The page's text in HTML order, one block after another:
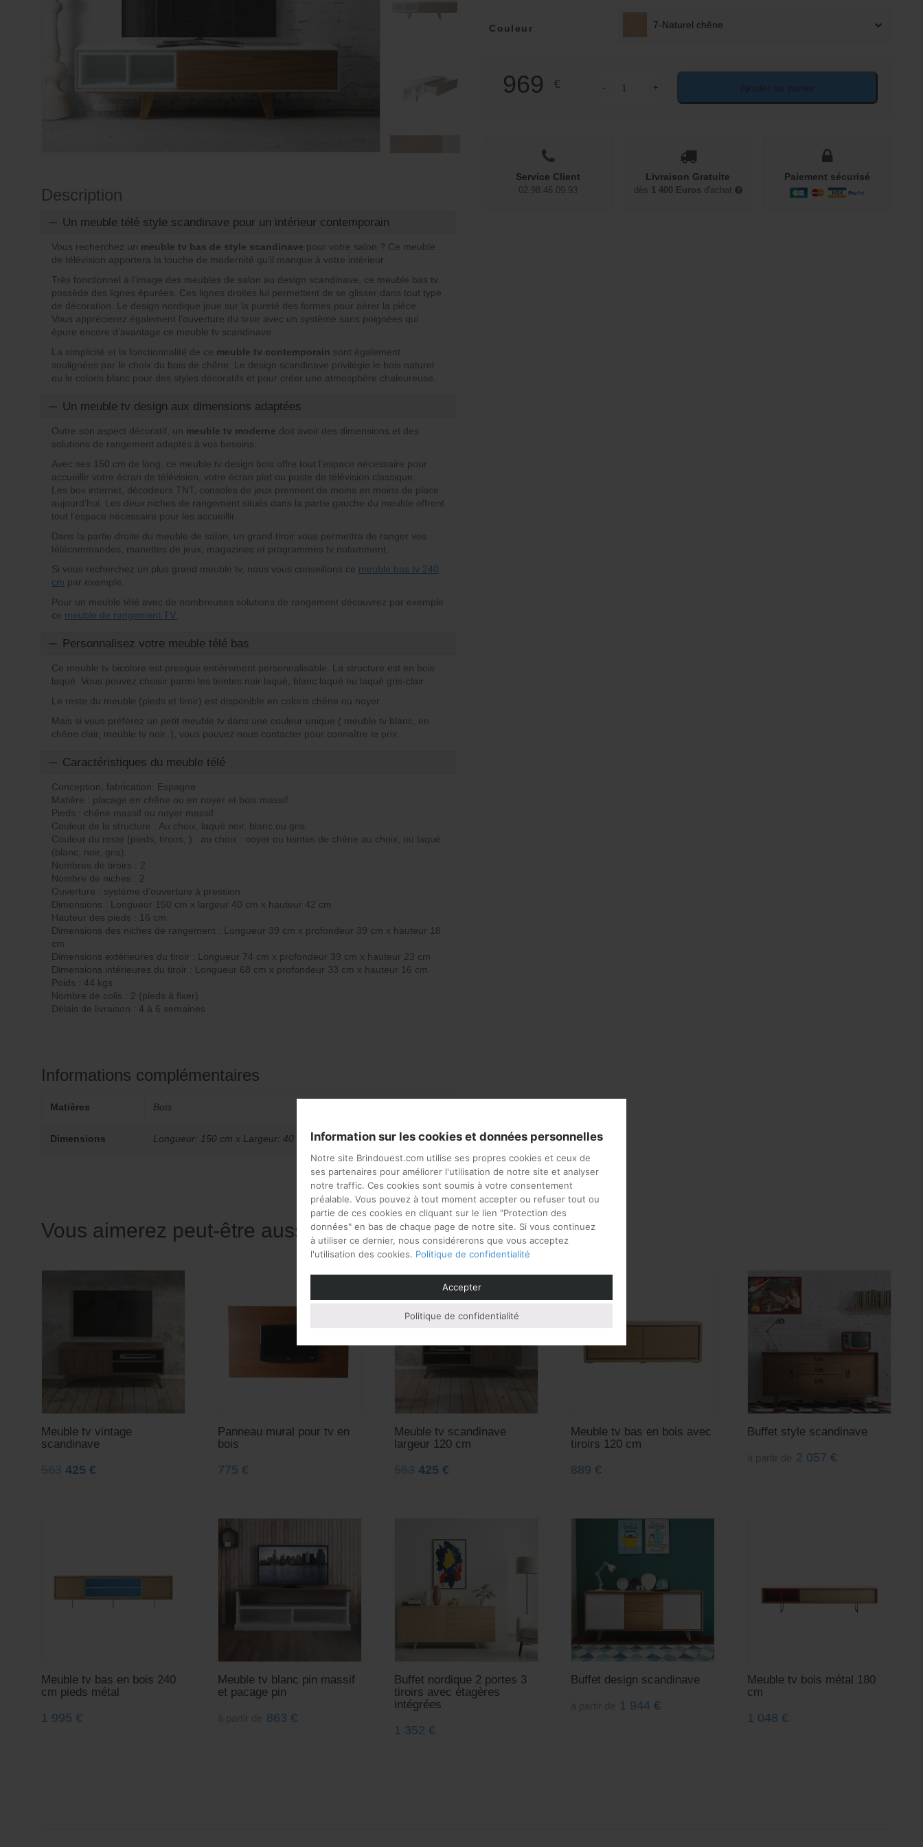
Couleur 7-Naturel chêne
969 € -
quantité de Meuble télé 150 cm style scandinave bicolore
+ Ajouter au panier
Service Client
02.98.46.09.93
Livraison Gratuite
dès 1 400 Euros d'achat
Paiement sécurisé
Description
Un meuble télé style scandinave pour un intérieur contemporain
Vous recherchez un meuble tv bas de style scandinave pour votre salon ? Ce meuble
de télévision apportera la touche de modernité qu’il manque à votre intérieur.
Très fonctionnel à l’image des meubles de salon au design scandinave, ce meuble bas tv
possède des lignes épurées. Ces lignes droites lui permettent de se glisser dans tout type
de décoration. Le design nordique joue sur la pureté des formes pour aérer la pièce.
Vous apprécierez également l’ouverture du tiroir avec un système sans poignées qui
épure encore d’avantage ce meuble tv scandinave.
La simplicité et la fonctionnalité de ce meuble tv contemporain sont également
soulignées par le choix du bois de chêne. Le design scandinave privilégie le bois naturel
ou le coloris blanc pour des styles décoratifs et pour créer une atmosphère chaleureuse.
Un meuble tv design aux dimensions adaptées
Outre son aspect décoratif, un meuble tv moderne doit avoir des dimensions et des
solutions de rangement adaptés à vos besoins.
Avec ses 150 cm de long, ce meuble tv design bois offre tout l’espace nécessaire pour
accueillir votre écran de télévision, votre écran plat ou poste de télévision classique.
Les box internet, décodeurs TNT, consoles de jeux prennent de moins en moins de place
aujourd’hui. Les deux niches de rangement situés dans la partie gauche du meuble offrent
tout l’espace nécessaire pour les accueillir.
Dans la partie droite du meuble de salon, un grand tiroir vous permettra de ranger vos
télécommandes, manettes de jeux, magazines et programmes tv notamment.
Si vous recherchez un plus grand meuble tv, nous vous conseillons ce meuble bas tv 240
cm par exemple.
Pour un meuble télé avec de nombreuses solutions de rangement découvrez par exemple
ce meuble de rangement TV.
Personnalisez votre meuble télé bas
Ce meuble tv bicolore est presque entièrement personnalisable. La structure est en bois
laqué. Vous pouvez choisir parmi les teintes noir laqué, blanc laqué ou laqué gris-clair.
Le reste du meuble (pieds et tiroir) est disponible en coloris chêne ou noyer.
Mais si vous préférez un petit meuble tv dans une couleur unique ( meuble tv blanc, en
chêne clair, meuble tv noir..), vous pouvez nous contacter pour connaître le prix.
Caractéristiques du meuble télé
Conception, fabrication: Espagne
Matière : placage en chêne ou en noyer et bois massif
Pieds : chêne massif ou noyer massif
Couleur de la structure : Au choix, laqué noir, blanc ou gris
Couleur du reste (pieds, tiroirs, ) : au choix : noyer ou teintes de chêne au choix, ou laqué
(blanc, noir, gris).
Nombres de tiroirs : 2
Nombre de niches : 2
Ouverture : système d’ouverture à pression
Dimensions : Longueur 150 cm x largeur 40 cm x hauteur 42 cm
Hauteur des pieds : 16 cm
Dimensions des niches de rangement : Longueur 39 cm x profondeur 39 cm x hauteur 18
cm
Dimensions extérieures du tiroir : Longueur 74 cm x profondeur 39 cm x hauteur 23 cm
Dimensions intérieures du tiroir : Longueur 68 cm x profondeur 33 cm x hauteur 16 cm
Poids : 44 kgs
Nombre de colis : 2 (pieds à fixer)
Délais de livraison : 4 à 6 semaines
Informations complémentaires
Matières Bois
Dimensions Longueur: 150 cm x Largeur: 40 cm x Hauteur: 42 cm
Vous aimerez peut-être aussi…
Meuble tv vintage
scandinave
563 425 €
Panneau mural pour tv en
bois
775€
Meuble tv scandinave
largeur 120 cm
563 425€
Meuble tv bas en bois avec
tiroirs 120 cm
889€
Buffet style scandinave
2 057€
Meuble tv bas en bois 240
cm pieds métal
1 995 €
Meuble tv blanc pin massif
et pacage pin
863€
Buffet nordique 2 portes 3
tiroirs avec étagères
intégrées
1 352€
Buffet design scandinave
1 944€
Meuble tv bois métal 180
cm
1 048€
Information sur les cookies et données personnelles
Notre site Brindouest.com utilise ses propres cookies et ceux de
ses partenaires pour améliorer l'utilisation de notre site et analyser
notre traffic. Ces cookies sont soumis à votre consentement
préalable. Vous pouvez à tout moment accepter ou refuser tout ou
partie de ces cookies en cliquant sur le lien "Protection des
données" en bas de chaque page de notre site. Si vous continuez
à utiliser ce dernier, nous considérerons que vous acceptez
l'utilisation des cookies. Politique de confidentialité
Accepter
Politique de confidentialité